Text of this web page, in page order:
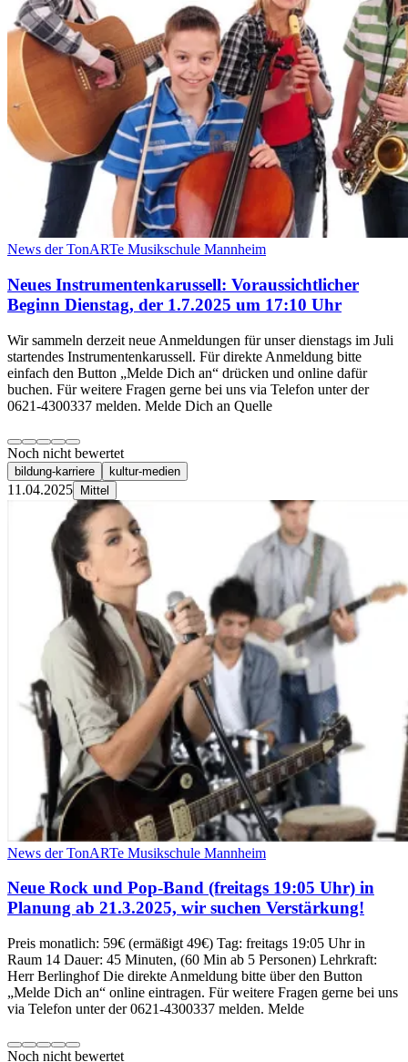
News der TonARTe Musikschule Mannheim
Neues Instrumentenkarussell: Voraussichtlicher
Beginn Dienstag, der 1.7.2025 um 17:10 Uhr
Wir sammeln derzeit neue Anmeldungen für unser dienstags im Juli
startendes Instrumentenkarussell. Für direkte Anmeldung bitte
einfach den Button „Melde Dich an“ drücken und online dafür
buchen. Für weitere Fragen gerne bei uns via Telefon unter der
0621-4300337 melden. Melde Dich an Quelle
Noch nicht bewertet
bildung-karriere kultur-medien
11.04.2025 Mittel
News der TonARTe Musikschule Mannheim
Neue Rock und Pop-Band (freitags 19:05 Uhr) in
Planung ab 21.3.2025, wir suchen Verstärkung!
Preis monatlich: 59€ (ermäßigt 49€) Tag: freitags 19:05 Uhr in
Raum 14 Dauer: 45 Minuten, (60 Min ab 5 Personen) Lehrkraft:
Herr Berlinghof Die direkte Anmeldung bitte über den Button
„Melde Dich an“ online eintragen. Für weitere Fragen gerne bei uns
via Telefon unter der 0621-4300337 melden. Melde
Noch nicht bewertet